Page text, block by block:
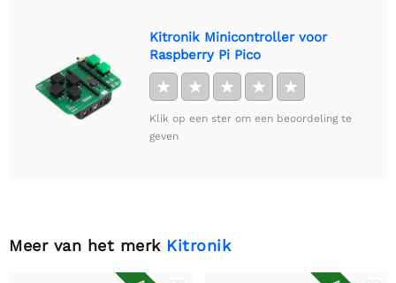
Kitronik Minicontroller voor
Raspberry Pi Pico
★ ★ ★ ★ ★
Klik op een ster om een beoordeling te
geven
Meer van het merk Kitronik